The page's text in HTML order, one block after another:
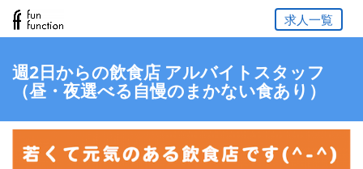
求人一覧
週2日からの飲食店 アルバイトスタッフ
（昼・夜選べる自慢のまかない食あり）